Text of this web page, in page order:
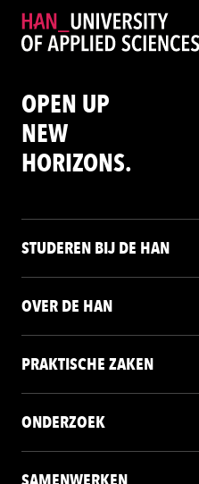
OPEN UP
NEW
HORIZONS.
STUDEREN BIJ DE HAN
OVER DE HAN
PRAKTISCHE ZAKEN
ONDERZOEK